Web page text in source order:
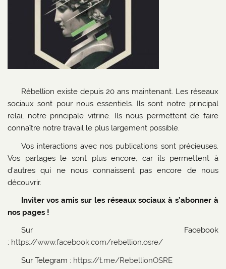
Rébellion existe depuis 20 ans maintenant. Les réseaux
sociaux sont pour nous essentiels. Ils sont notre principal
relai, notre principale vitrine. Ils nous permettent de faire
connaître notre travail le plus largement possible.
Vos interactions avec nos publications sont précieuses.
Vos partages le sont plus encore, car ils permettent à
d’autres qui ne nous connaissent pas encore de nous
découvrir.
Inviter vos amis sur les réseaux sociaux à s’abonner à
nos pages !
Sur Facebook
: https://www.facebook.com/rebellion.osre/
Sur Telegram : https://t.me/RebellionOSRE